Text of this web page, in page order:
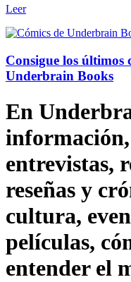
Leer
Consigue los últimos
Underbrain Books
En
entrevistas,
reseñas y
cultura,
películas,
entender el